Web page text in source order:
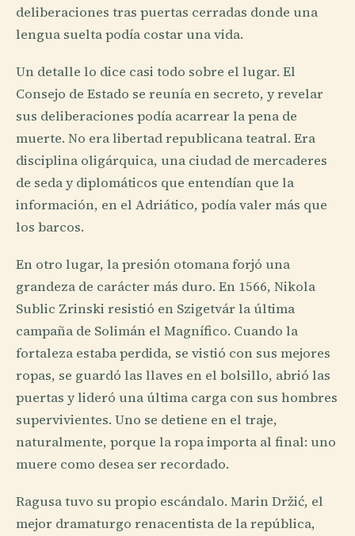
deliberaciones tras puertas cerradas donde una
lengua suelta podía costar una vida.
Un detalle lo dice casi todo sobre el lugar. El
Consejo de Estado se reunía en secreto, y revelar
sus deliberaciones podía acarrear la pena de
muerte. No era libertad republicana teatral. Era
disciplina oligárquica, una ciudad de mercaderes
de seda y diplomáticos que entendían que la
información, en el Adriático, podía valer más que
los barcos.
En otro lugar, la presión otomana forjó una
grandeza de carácter más duro. En 1566, Nikola
Sublic Zrinski resistió en Szigetvár la última
campaña de Solimán el Magnífico. Cuando la
fortaleza estaba perdida, se vistió con sus mejores
ropas, se guardó las llaves en el bolsillo, abrió las
puertas y lideró una última carga con sus hombres
supervivientes. Uno se detiene en el traje,
naturalmente, porque la ropa importa al final: uno
muere como desea ser recordado.
Ragusa tuvo su propio escándalo. Marin Držić, el
mejor dramaturgo renacentista de la república,